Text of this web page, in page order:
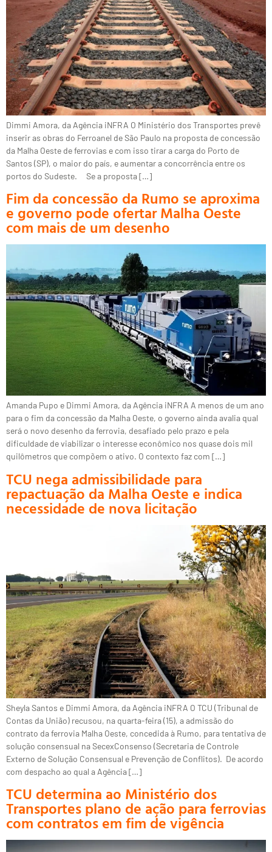
Dimmi Amora, da Agência iNFRA O Ministério dos Transportes prevê
inserir as obras do Ferroanel de São Paulo na proposta de concessão
da Malha Oeste de ferrovias e com isso tirar a carga do Porto de
Santos (SP), o maior do país, e aumentar a concorrência entre os
portos do Sudeste. Se a proposta […]
Fim da concessão da Rumo se aproxima
e governo pode ofertar Malha Oeste
com mais de um desenho
Amanda Pupo e Dimmi Amora, da Agência iNFRA A menos de um ano
para o fim da concessão da Malha Oeste, o governo ainda avalia qual
será o novo desenho da ferrovia, desafiado pelo prazo e pela
dificuldade de viabilizar o interesse econômico nos quase dois mil
quilômetros que compõem o ativo. O contexto faz com […]
TCU nega admissibilidade para
repactuação da Malha Oeste e indica
necessidade de nova licitação
Sheyla Santos e Dimmi Amora, da Agência iNFRA O TCU (Tribunal de
Contas da União) recusou, na quarta-feira (15), a admissão do
contrato da ferrovia Malha Oeste, concedida à Rumo, para tentativa de
solução consensual na SecexConsenso (Secretaria de Controle
Externo de Solução Consensual e Prevenção de Conflitos). De acordo
com despacho ao qual a Agência […]
TCU determina ao Ministério dos
Transportes plano de ação para ferrovias
com contratos em fim de vigência